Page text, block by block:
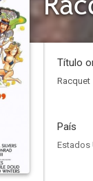
Título
Racquet
País
Estados